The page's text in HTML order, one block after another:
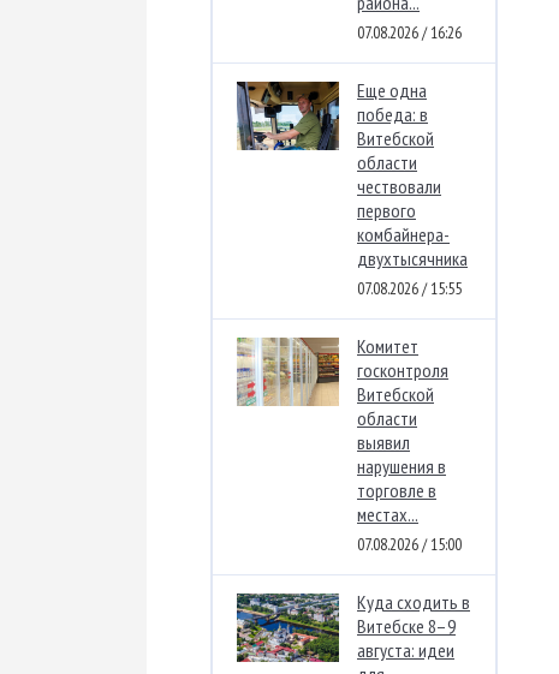
07.08.2026 / 16:26
Еще одна
победа: в
Витебской
области
чествовали
первого
комбайнера-
двухтысячника
07.08.2026 / 15:55
Комитет
госконтроля
Витебской
области
выявил
нарушения в
торговле в
местах...
07.08.2026 / 15:00
Куда сходить в
Витебске 8–9
августа: идеи